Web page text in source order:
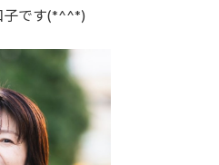
子です(*^^*)